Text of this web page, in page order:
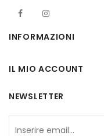
Facebook
INFORMAZIONI
IL MIO ACCOUNT
NEWSLETTER